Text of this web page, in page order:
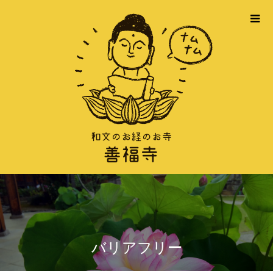
バリアフリー